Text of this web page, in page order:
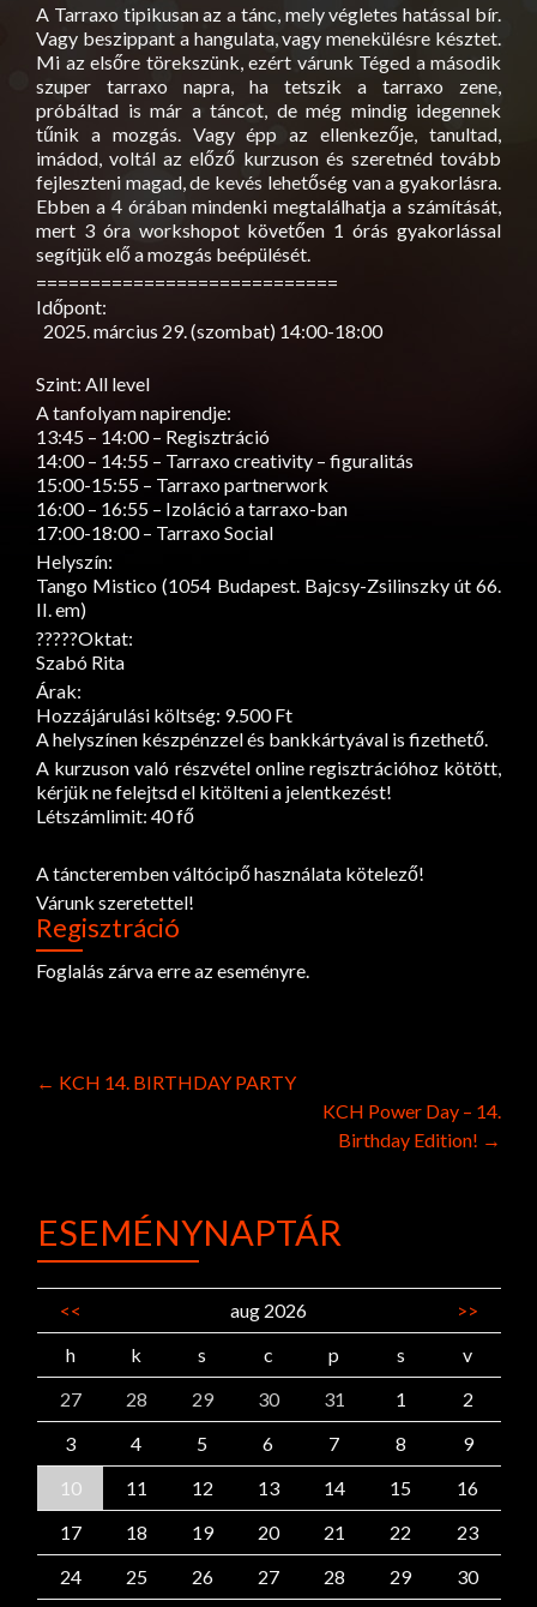
A Tarraxo tipikusan az a tánc, mely végletes hatással bír.
Vagy beszippant a hangulata, vagy menekülésre késztet.
Mi az elsőre törekszünk, ezért várunk Téged a második
szuper tarraxo napra, ha tetszik a tarraxo zene,
próbáltad is már a táncot, de még mindig idegennek
tűnik a mozgás. Vagy épp az ellenkezője, tanultad,
imádod, voltál az előző kurzuson és szeretnéd tovább
fejleszteni magad, de kevés lehetőség van a gyakorlásra.
Ebben a 4 órában mindenki megtalálhatja a számítását,
mert 3 óra workshopot követően 1 órás gyakorlással
segítjük elő a mozgás beépülését.
============================
Időpont:
március 29. (szombat) 14:00-18:00
Szint: All level
A tanfolyam napirendje:
13:45 – 14:00 – Regisztráció
14:00 – 14:55 – Tarraxo creativity – figuralitás
15:00-15:55 – Tarraxo partnerwork
16:00 – 16:55 – Izoláció a tarraxo-ban
17:00-18:00 – Tarraxo Social
Helyszín:
Tango Mistico (1054 Budapest. Bajcsy-Zsilinszky út 66.
II. em)
??‍?‍??Oktat:
Szabó Rita
Árak:
Hozzájárulási költség: 9.500 Ft
A helyszínen készpénzzel és bankkártyával is fizethető.
A kurzuson való részvétel online regisztrációhoz kötött,
kérjük ne felejtsd el kitölteni a jelentkezést!
Létszámlimit: 40 fő
A táncteremben váltócipő használata kötelező!
Várunk szeretettel!
Regisztráció
Foglalás zárva erre az eseményre.
Post
← KCH 14. BIRTHDAY PARTY
KCH Power Day – 14.
Birthday Edition! →
ESEMÉNYNAPTÁR
<< aug 2026
>>
h
k s c p s
v
27
28 29 30 31 1
2
3
4 5 6 7 8
9
10
11 12 13 14 15
16
17
18 19 20 21 22
23
24
25 26 27 28 29
30